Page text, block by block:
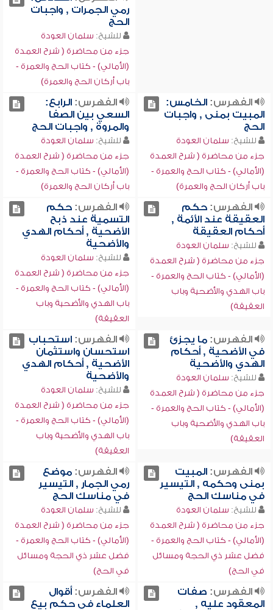
رمي الجمرات , واجبات
الحج
للشيخ: سلمان العودة
جزء من محاضرة ( شرح العمدة
(الأمالي) - كتاب الحج والعمرة -
باب أركان الحج والعمرة)
الفهرس:الخامس:
المبيت بمنى , واجبات
الحج
للشيخ: سلمان العودة
جزء من محاضرة ( شرح العمدة
(الأمالي) - كتاب الحج والعمرة -
باب أركان الحج والعمرة)
الفهرس:الرابع:
السعي بين الصفا
والمروة , واجبات الحج
للشيخ: سلمان العودة
جزء من محاضرة ( شرح العمدة
(الأمالي) - كتاب الحج والعمرة -
باب أركان الحج والعمرة)
الفهرس:حكم
العقيقة عند الأئمة ,
أحكام العقيقة
للشيخ: سلمان العودة
جزء من محاضرة ( شرح العمدة
(الأمالي) - كتاب الحج والعمرة -
باب الهدي والأضحية وباب
العقيقة)
الفهرس:حكم
التسمية عند ذبح
الأضحية , أحكام الهدي
والأضحية
للشيخ: سلمان العودة
جزء من محاضرة ( شرح العمدة
(الأمالي) - كتاب الحج والعمرة -
باب الهدي والأضحية وباب
العقيقة)
الفهرس:ما يجزئ
في الأضحية , أحكام
الهدي والأضحية
للشيخ: سلمان العودة
جزء من محاضرة ( شرح العمدة
(الأمالي) - كتاب الحج والعمرة -
باب الهدي والأضحية وباب
العقيقة)
الفهرس:استحباب
استحسان واستثمان
الأضحية , أحكام الهدي
والأضحية
للشيخ: سلمان العودة
جزء من محاضرة ( شرح العمدة
(الأمالي) - كتاب الحج والعمرة -
باب الهدي والأضحية وباب
العقيقة)
الفهرس:المبيت
بمنى وحكمه , التيسير
في مناسك الحج
للشيخ: سلمان العودة
جزء من محاضرة ( شرح العمدة
(الأمالي) - كتاب الحج والعمرة -
فضل عشر ذي الحجة ومسائل
في الحج)
الفهرس:موضع
رمي الجمار , التيسير
في مناسك الحج
للشيخ: سلمان العودة
جزء من محاضرة ( شرح العمدة
(الأمالي) - كتاب الحج والعمرة -
فضل عشر ذي الحجة ومسائل
في الحج)
الفهرس: صفات
المعقود عليه ,
الفهرس:أقوال
العلماء في حكم بيع